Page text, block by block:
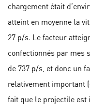
chargement était
atteint en moyenne la
27 p/s. Le facteur
confectionnés par mes
de 737 p/s, et donc un
relativement important
fait que le projectile est